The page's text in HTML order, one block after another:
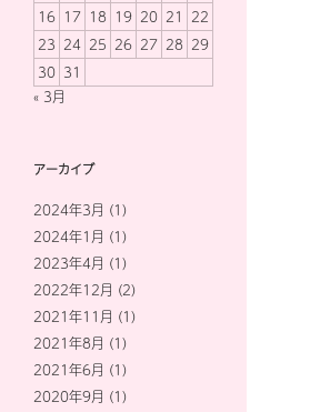
16 17 18 19 20 21 22
23 24 25 26 27 28 29
30 31
« 3月
アーカイブ
2024年3月 (1)
2024年1月 (1)
2023年4月 (1)
2022年12月 (2)
2021年11月 (1)
2021年8月 (1)
2021年6月 (1)
2020年9月 (1)